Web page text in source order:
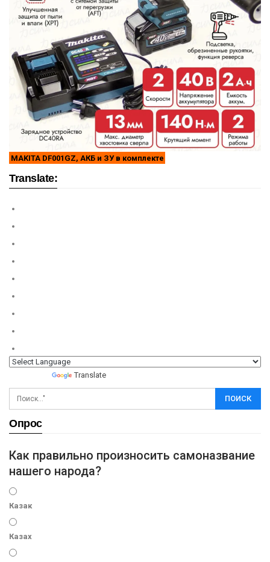
MAKITA DF001GZ, АКБ и ЗУ в комплекте
Translate:
Translate
Опрос
Как правильно произносить самоназвание
нашего народа?
Казак
Казах